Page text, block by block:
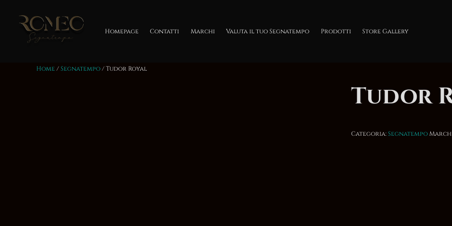
contenuto
Homepage Contatti Marchi Valuta il tuo Segnatempo Prodotti Store Gallery
Home /Segnatempo/ Tudor Royal
Tudor
Categoria:Segnatempo